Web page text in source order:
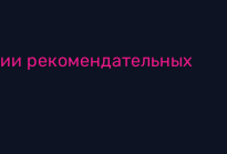
рекомендательных